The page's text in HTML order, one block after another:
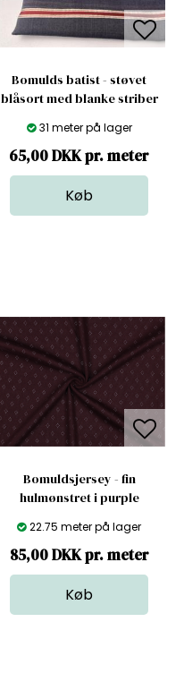
Bomulds batist - støvet
blåsort med blanke striber
31 meter på lager
65,00 DKK pr. meter
Bomuldsjersey - fin
hulmønstret i purple
22.75 meter på lager
85,00 DKK pr. meter